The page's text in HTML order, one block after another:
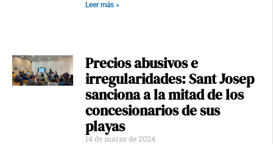
Leer más »
Precios abusivos e
irregularidades: Sant Josep
sanciona a la mitad de los
concesionarios de sus
playas
14 de marzo de 2024